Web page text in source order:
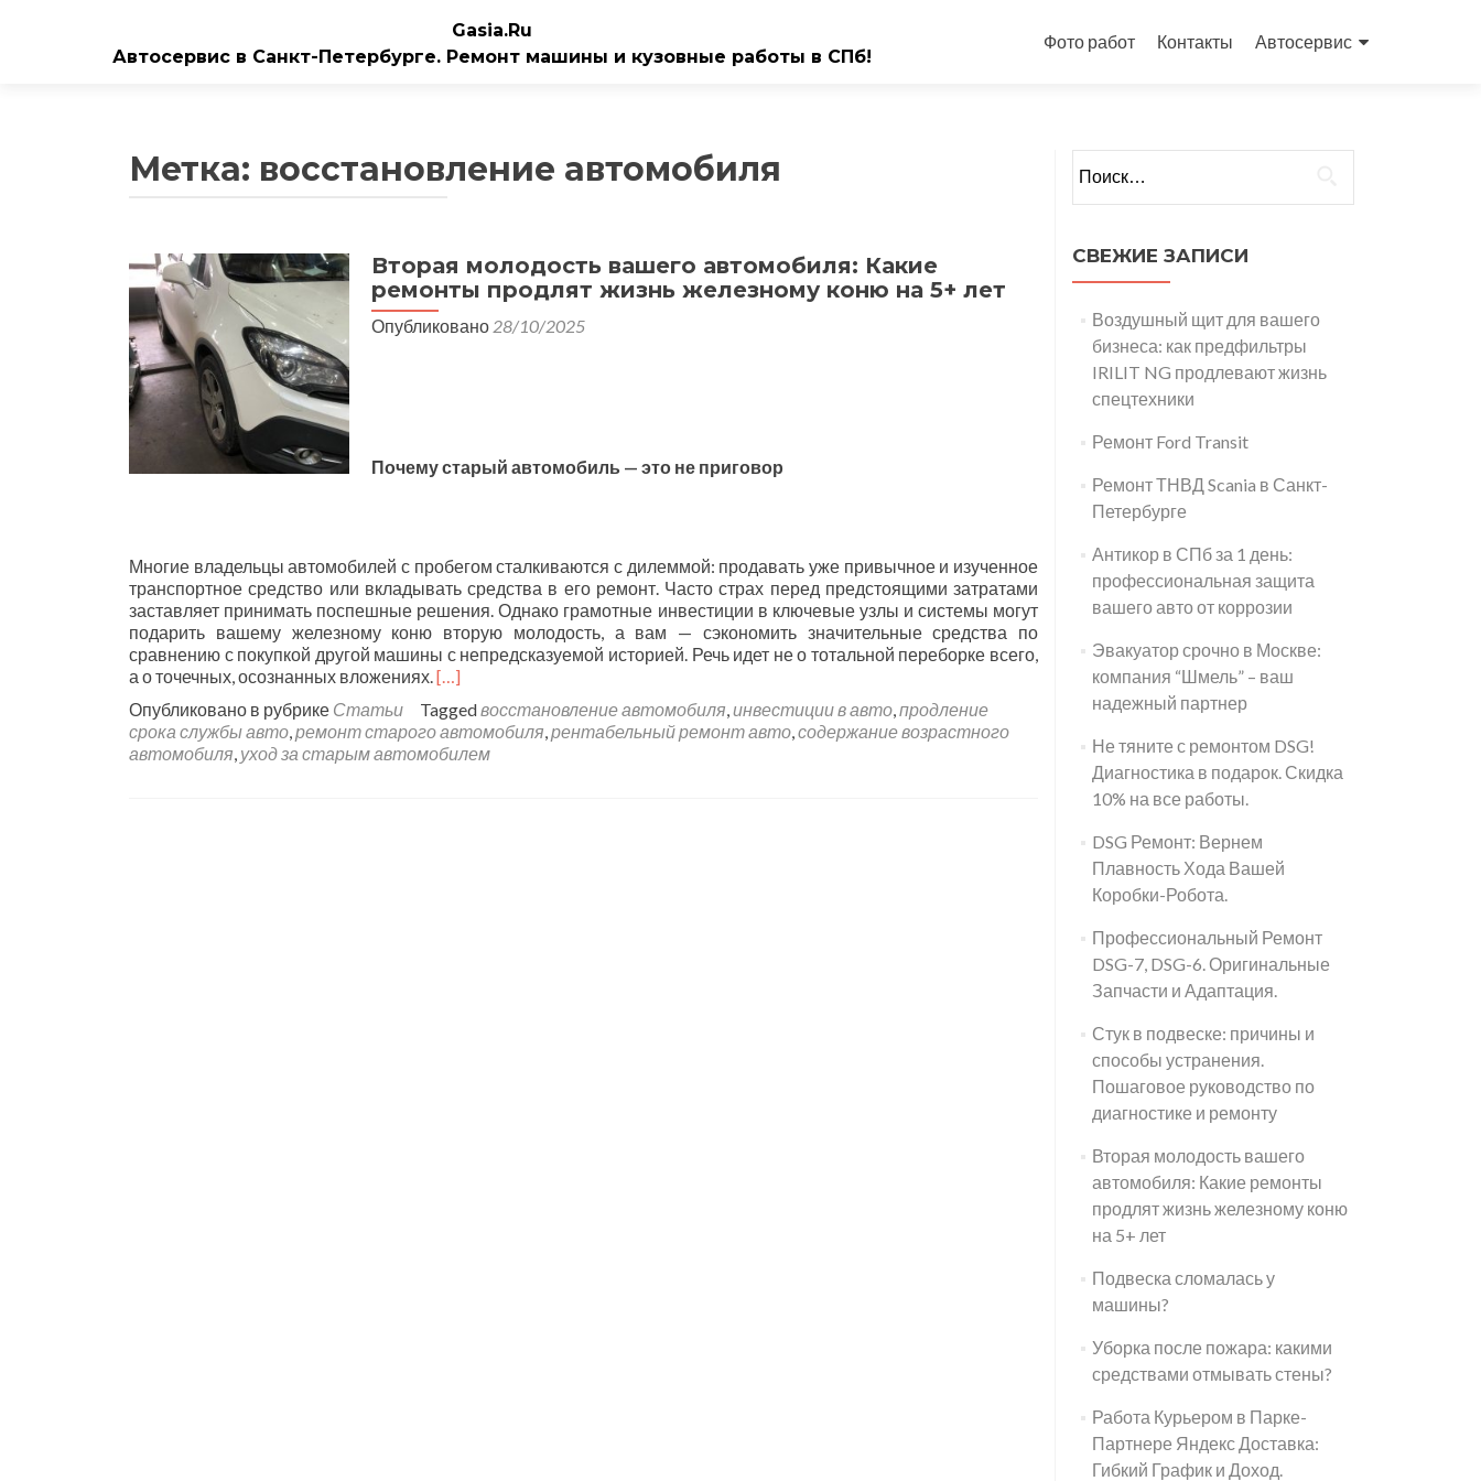
Gasia.Ru
Автосервис в Санкт-Петербурге. Ремонт машины и кузовные работы в СПб!
к
Фото работ Контакты Автосервис
Метка: восстановление автомобиля
Вторая молодость вашего автомобиля: Какие
ремонты продлят жизнь железному коню на 5+ лет
Опубликовано 28/10/2025
Почему старый автомобиль — это не приговор
Многие владельцы автомобилей с пробегом сталкиваются с дилеммой: продавать уже привычное и изученное
транспортное средство или вкладывать средства в его ремонт. Часто страх перед предстоящими затратами
заставляет принимать поспешные решения. Однако грамотные инвестиции в ключевые узлы и системы могут
подарить вашему железному коню вторую молодость, а вам — сэкономить значительные средства по
сравнению с покупкой другой машины с непредсказуемой историей. Речь идет не о тотальной переборке всего,
а о точечных, осознанных вложениях.[…]
Опубликовано в рубрике Статьи Taggedвосстановление автомобиля,инвестиции в авто,продление
срока службы авто,ремонт старого автомобиля,рентабельный ремонт авто,содержание возрастного
автомобиля, уход за старым автомобилем
СВЕЖИЕ ЗАПИСИ
Воздушный щит для вашего
бизнеса: как предфильтры
IRILIT NG продлевают жизнь
спецтехники
Ремонт Ford Transit
Ремонт ТНВД Scania в Санкт-
Петербурге
Антикор в СПб за 1 день:
профессиональная защита
вашего авто от коррозии
Эвакуатор срочно в Москве:
компания “Шмель” – ваш
надежный партнер
Не тяните с ремонтом DSG!
Диагностика в подарок. Скидка
10% на все работы.
DSG Ремонт: Вернем
Плавность Хода Вашей
Коробки-Робота.
Профессиональный Ремонт
DSG-7, DSG-6. Оригинальные
Запчасти и Адаптация.
Стук в подвеске: причины и
способы устранения.
Пошаговое руководство по
диагностике и ремонту
Вторая молодость вашего
автомобиля: Какие ремонты
продлят жизнь железному коню
на 5+ лет
Подвеска сломалась у
машины?
Уборка после пожара: какими
средствами отмывать стены?
Работа Курьером в Парке-
Партнере Яндекс Доставка:
Гибкий График и Доход.